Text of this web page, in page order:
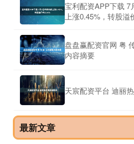
宝利配资APP下载 7
上涨0.45%，转股溢
盘盘赢配资官网 粤
内容摘要
天宸配资平台 迪丽
最新文章